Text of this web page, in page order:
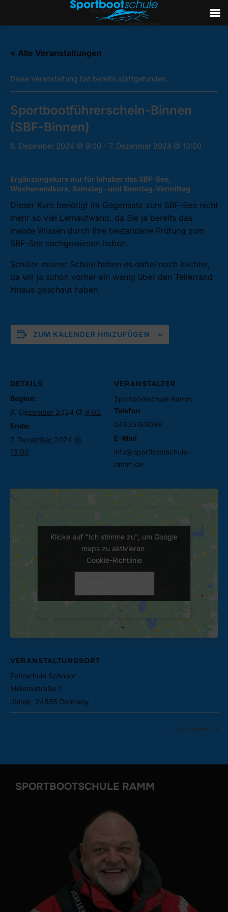
springen
« Alle Veranstaltungen
Diese Veranstaltung hat bereits stattgefunden.
Sportbootführerschein-Binnen
(SBF-Binnen)
6. Dezember 2024 @ 9:00 - 7. Dezember 2024 @ 13:00
Ergänzungskurs nur für Inhaber des SBF-See,
Wochenendkurs, Samstag- und Sonntag-Vormittag
Dieser Kurs benötigt im Gegensatz zum SBF-See nicht
mehr so viel Lernaufwand, da Sie ja bereits das
meiste Wissen durch Ihre bestandene Prüfung zum
SBF-See nachgewiesen haben.
Schüler meiner Schule haben es dabei noch leichter,
da wir ja schon vorher ein wenig über den Tellerrand
hinaus geschaut haben.
ZUM KALENDER HINZUFÜGEN
DETAILS
Beginn:
6. Dezember 2024 @ 9:00
Ende:
7. Dezember 2024 @
13:00
VERANSTALTER
Sportbootschule Ramm
Telefon
04625189098
E-Mail
info@sportbootschule-
ramm.de
VERANSTALTUNGSORT
Fahrschule Schnoor
Meiereistraße 1
Jübek 24855 Germany
Klicke auf "Ich stimme zu", um Google
maps zu aktivieren
Cookie-Richtlinie
Klicke auf "Ich stimme zu", um Google
maps zu aktivieren
Cookie-Richtlinie
Zum Spielen
SPORTBOOTSCHULE RAMM